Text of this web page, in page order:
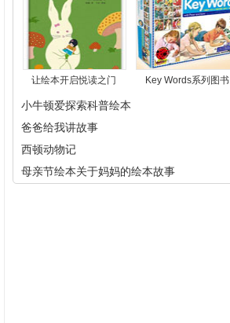
让绘本开启悦读之门 Key Words系列图书
小牛顿爱探索科普绘本
爸爸给我讲故事
西顿动物记
母亲节绘本关于妈妈的绘本故事